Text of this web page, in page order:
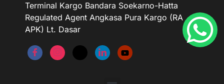
Terminal Kargo Bandara Soekarno-Hatta
Regulated Agent Angkasa Pura Kargo (RA
APK) Lt. Dasar